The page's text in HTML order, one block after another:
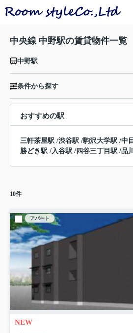
中央線 中野駅の賃貸物件一覧
中野駅
条件から探す
おすすめの駅
三軒茶屋駅 /渋谷駅 /駒沢大学駅 /中
勝どき駅 /入谷駅 / 四谷三丁目駅 /品
10件
アパート
NEW